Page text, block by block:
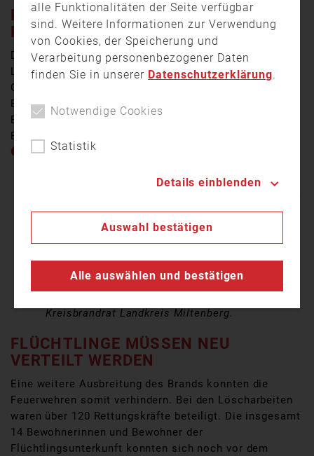
FLÜCHTLINGSUNTERKUNFT IN
FLAMMEN
Die Flüchtlingsunterkunft in Wörth am Main, im
Landkreis Miltenberg stand am Samstag in Flammen.
Gegen 11:30 wurden umliegende Feuerwehren zu dem
Brand in dem Wohnhaus gerufen. Unter anderem
Einsatzkräfte aus Wörth und Trennfurt rückten bei dem
Brand in der Weberstraße an.
„Mit dem Eintreffen der Feuerwehr war schnell
das Feuer auf die Nachbargebäude übergreift.
und das ist so die Schwierigkeit an den Brand
ranzukommen. Wir haben hier zwei
beschäftigt sind, versucht von der
Odenwaldstraße und von der Weberstraße den
Kreisbrandrat Landkreis Miltenberg.
FLÜCHTLINGE MÜSSEN NEU
VERTEILT WERDEN
Eine weitere Ausbreitung des Brands konnten die
Feuerwehren somit verhindern. Bei den Löscharbeiten
waren über 120 Rettungskräfte beteiligt. Die insgesamt
14 Bewohnerinnen und Bewohner der
Flüchtlingsunterkunft konnten sich noch vor dem
alle Funktionalitäten der Seite verfügbar
sind. Weitere Informationen zur Verwendung
von Cookies, der Speicherung und
Verarbeitung personenbezogener Daten
finden Sie in unserer Datenschutzerklärung.
Notwendige Cookies
Statistik
Details einblenden
Auswahl bestätigen
Alle auswählen und bestätigen